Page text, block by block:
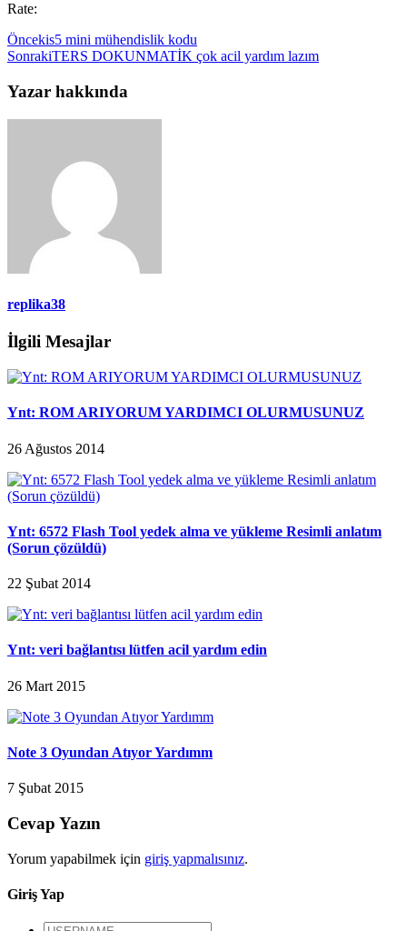
Rate:
Öncekis5 mini mühendislik kodu
SonrakiTERS DOKUNMATİK çok acil yardım lazım
Yazar hakkında
replika38
İlgili Mesajlar
Ynt: ROM ARIYORUM YARDIMCI OLURMUSUNUZ
26 Ağustos 2014
Ynt: 6572 Flash Tool yedek alma ve yükleme Resimli anlatım
(Sorun çözüldü)
22 Şubat 2014
Ynt: veri bağlantısı lütfen acil yardım edin
26 Mart 2015
Note 3 Oyundan Atıyor Yardımm
7 Şubat 2015
Cevap Yazın
Yorum yapabilmek için giriş yapmalısınız.
Giriş Yap